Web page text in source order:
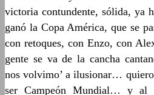
victoria contundente, sólida, ya
ganó la Copa América, que se
con retoques, con Enzo, con
gente se va de la cancha
nos volvimo’ a ilusionar…
ser Campeón Mundial… y